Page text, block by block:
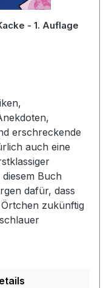
- 1. Auflage
erschreckende
auch eine
Buch
dafür, dass
zukünftig